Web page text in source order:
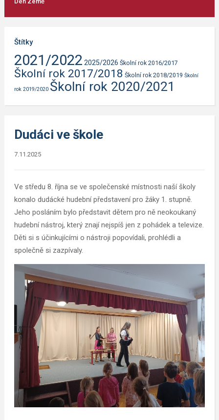
Štítky
2021/2022 2025/2026 Školní rok 2016/2017
Školní rok 2017/2018 Školní rok 2018/2019 Školní
rok 2019/2020 Školní rok 2020/2021
Dudáci ve škole
7.11.2025
Ve středu 8. října se ve společenské místnosti naší školy
konalo dudácké hudební představení pro žáky 1. stupně.
Jeho posláním bylo představit dětem pro ně neokoukaný
hudební nástroj, který znají nejspíš jen z pohádek a televize.
Děti si s účinkujícími o nástroji popovídali, prohlédli a
společně si zazpívaly.